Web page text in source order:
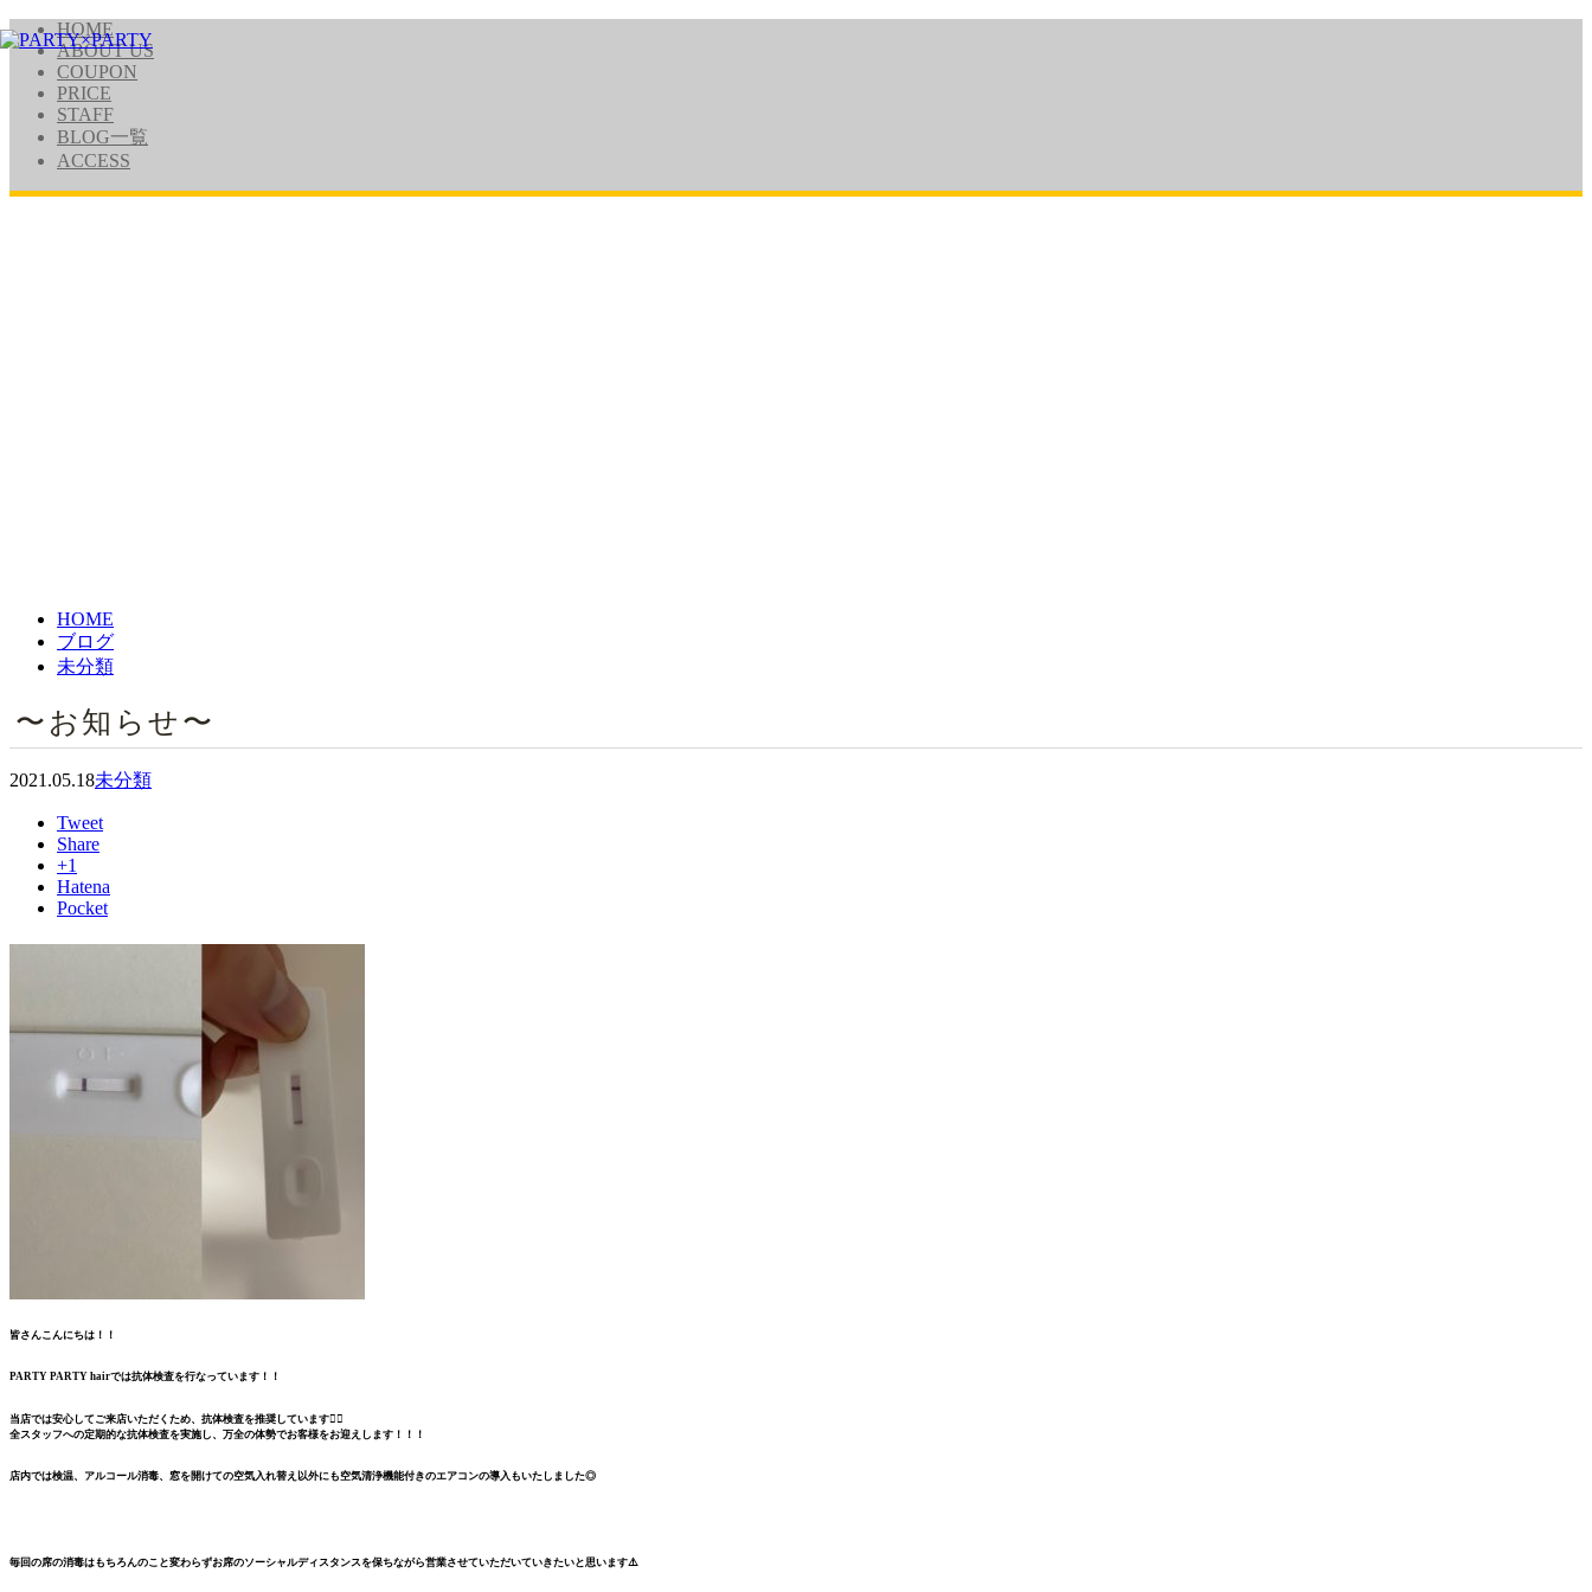
HOME
ABOUT US
COUPON
PRICE
STAFF
BLOG一覧
ACCESS
HOME
ブログ
未分類
〜お知らせ〜
2021.05.18未分類
Tweet
Share
+1
Hatena
Pocket
皆さんこんにちは！！
PARTY PARTY hairでは抗体検査を行なっています！！
当店では安心してご来店いただくため、抗体検査を推奨しています🙆‍♀️
全スタッフへの定期的な抗体検査を実施し、万全の体勢でお客様をお迎えします！！！
店内では検温、アルコール消毒、窓を開けての空気入れ替え以外にも空気清浄機能付きのエアコンの導入もいたしました◎
毎回の席の消毒はもちろんのこと変わらずお席のソーシャルディスタンスを保ちながら営業させていただいていきたいと思います⚠️